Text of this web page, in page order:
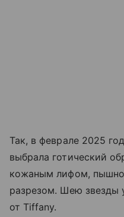
Так, в феврале 2025
выбрала готический
кожаным лифом,
разрезом. Шею звезды
от Tiffany.